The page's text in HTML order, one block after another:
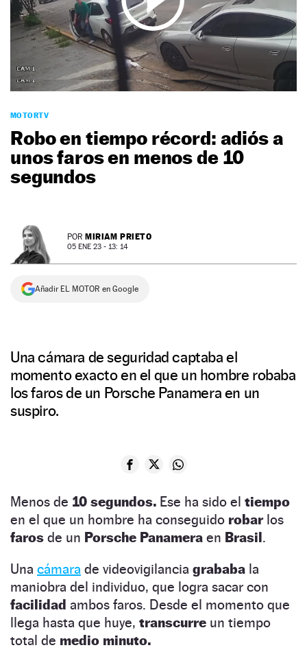
NEWSLETTER
MOTORTV
Robo en tiempo récord: adiós a
unos faros en menos de 10
segundos
POR MIRIAM PRIETO
05 ENE 23 - 13: 14
Añadir EL MOTOR en Google
Una cámara de seguridad captaba el
momento exacto en el que un hombre robaba
los faros de un Porsche Panamera en un
suspiro.
Menos de 10 segundos. Ese ha sido el tiempo
en el que un hombre ha conseguido robar los
faros de un Porsche Panamera en Brasil.
Una cámara de videovigilancia grababa la
maniobra del individuo, que logra sacar con
facilidad ambos faros. Desde el momento que
llega hasta que huye, transcurre un tiempo
total de medio minuto.